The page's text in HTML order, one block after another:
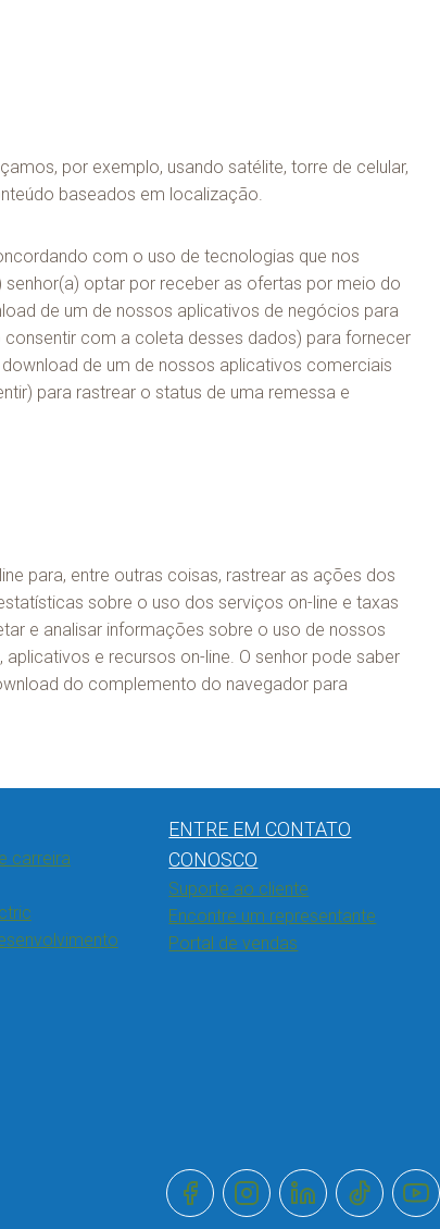
por exemplo, usando satélite, torre de celular,
baseados em localização.
com o uso de tecnologias que nos
optar por receber as ofertas por meio do
de um de nossos aplicativos de negócios para
com a coleta desses dados) para fornecer
de um de nossos aplicativos comerciais
para rastrear o status de uma remessa e
para, entre outras coisas, rastrear as ações dos
sobre o uso dos serviços on-line e taxas
e analisar informações sobre o uso de nossos
e recursos on-line. O senhor pode saber
do complemento do navegador para
carreira
ENTRE EM CONTATO
CONOSCO
Suporte ao cliente
Encontre um representante
Portal de vendas